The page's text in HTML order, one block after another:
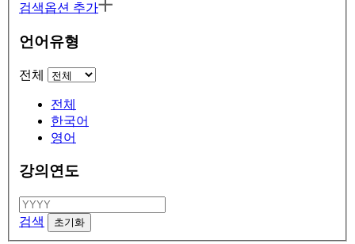
검색옵션 추가
언어유형
전체
전체
한국어
영어
강의연도
검색